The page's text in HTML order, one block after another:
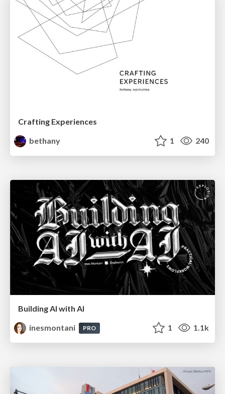
Crafting Experiences
bethany
1 240
Building AI with AI
inesmontani
PRO 1 1.1k